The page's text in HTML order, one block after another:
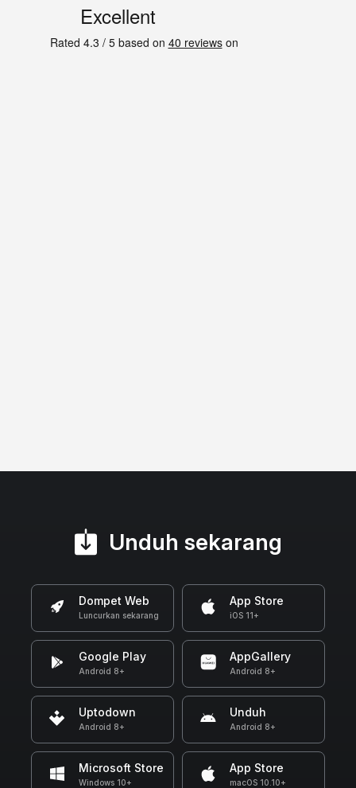
Unduh sekarang
Dompet Web
Luncurkan sekarang
App Store
iOS 11+
Google Play
Android 8+
AppGallery
Android 8+
Uptodown
Android 8+
Unduh
Android 8+
Microsoft Store
Windows 10+
App Store
macOS 10.10+